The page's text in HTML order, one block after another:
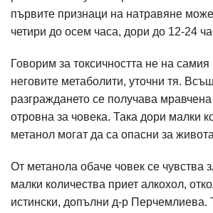
първите признаци на натравяне
четири до осем часа, дори до 12-24
Говорим за токсичността не на
неговите метаболити, уточни тя.
разграждането се получава
отровна за човека. Така дори малки
метанол могат да са опасни за
От метанола обаче човек се чувства
малки количества приет алкохол,
истински, допълни д-р Перчемлиева.